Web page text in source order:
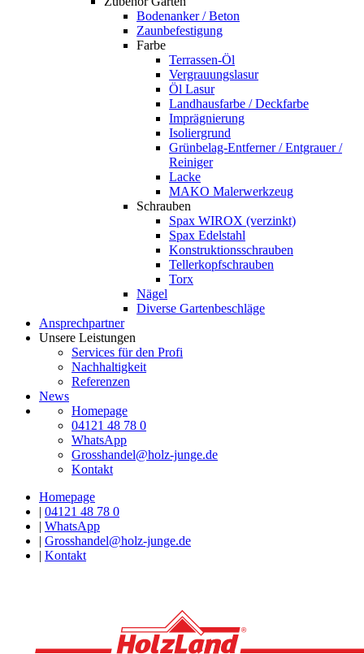
Bodenanker / Beton
Zaunbefestigung
Farbe
Terrassen-Öl
Vergrauungslasur
Öl Lasur
Landhausfarbe / Deckfarbe
Imprägnierung
Isoliergrund
Grünbelag-Entferner / Entgrauer /
Reiniger
Lacke
MAKO Malerwerkzeug
Schrauben
Spax WIROX (verzinkt)
Spax Edelstahl
Konstruktionsschrauben
Tellerkopfschrauben
Torx
Nägel
Diverse Gartenbeschläge
Ansprechpartner
Unsere Leistungen
Services für den Profi
Nachhaltigkeit
Referenzen
News
Homepage
04121 48 78 0
WhatsApp
Grosshandel@holz-junge.de
Kontakt
Homepage
| 04121 48 78 0
| WhatsApp
| Grosshandel@holz-junge.de
| Kontakt